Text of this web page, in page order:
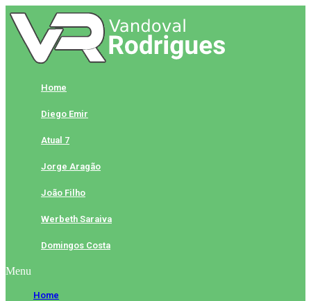
Skip
to
content
Home
Diego Emir
Atual 7
Jorge Aragão
João Filho
Werbeth Saraiva
Domingos Costa
Menu
Home